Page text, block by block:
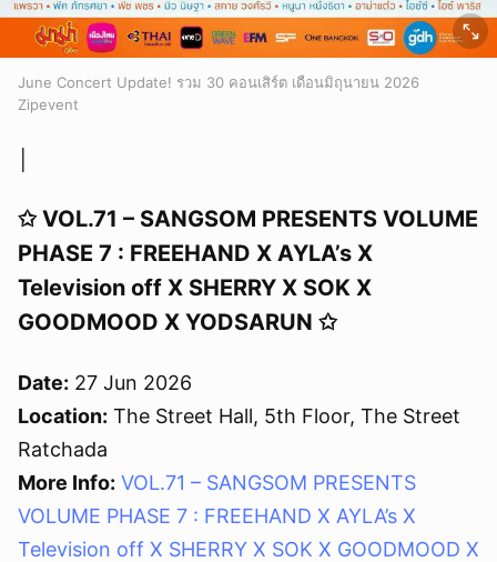
June Concert Update! รวม 30 คอนเสิร์ต เดือนมิถุนายน 2026
Zipevent
✩ VOL.71 – SANGSOM PRESENTS VOLUME
PHASE 7 : FREEHAND X AYLA’s X
Television off X SHERRY X SOK X
GOODMOOD X YODSARUN ✩
Date: 27 Jun 2026
Location: The Street Hall, 5th Floor, The Street
Ratchada
More Info: VOL.71 – SANGSOM PRESENTS
VOLUME PHASE 7 : FREEHAND X AYLA’s X
Television off X SHERRY X SOK X GOODMOOD X